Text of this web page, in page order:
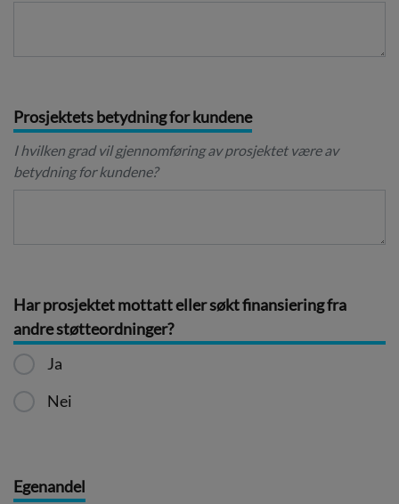
Prosjektets betydning for kundene
I hvilken grad vil gjennomføring av prosjektet være av
betydning for kundene?
Har prosjektet mottatt eller søkt finansiering fra
andre støtteordninger?
Ja
Nei
Egenandel